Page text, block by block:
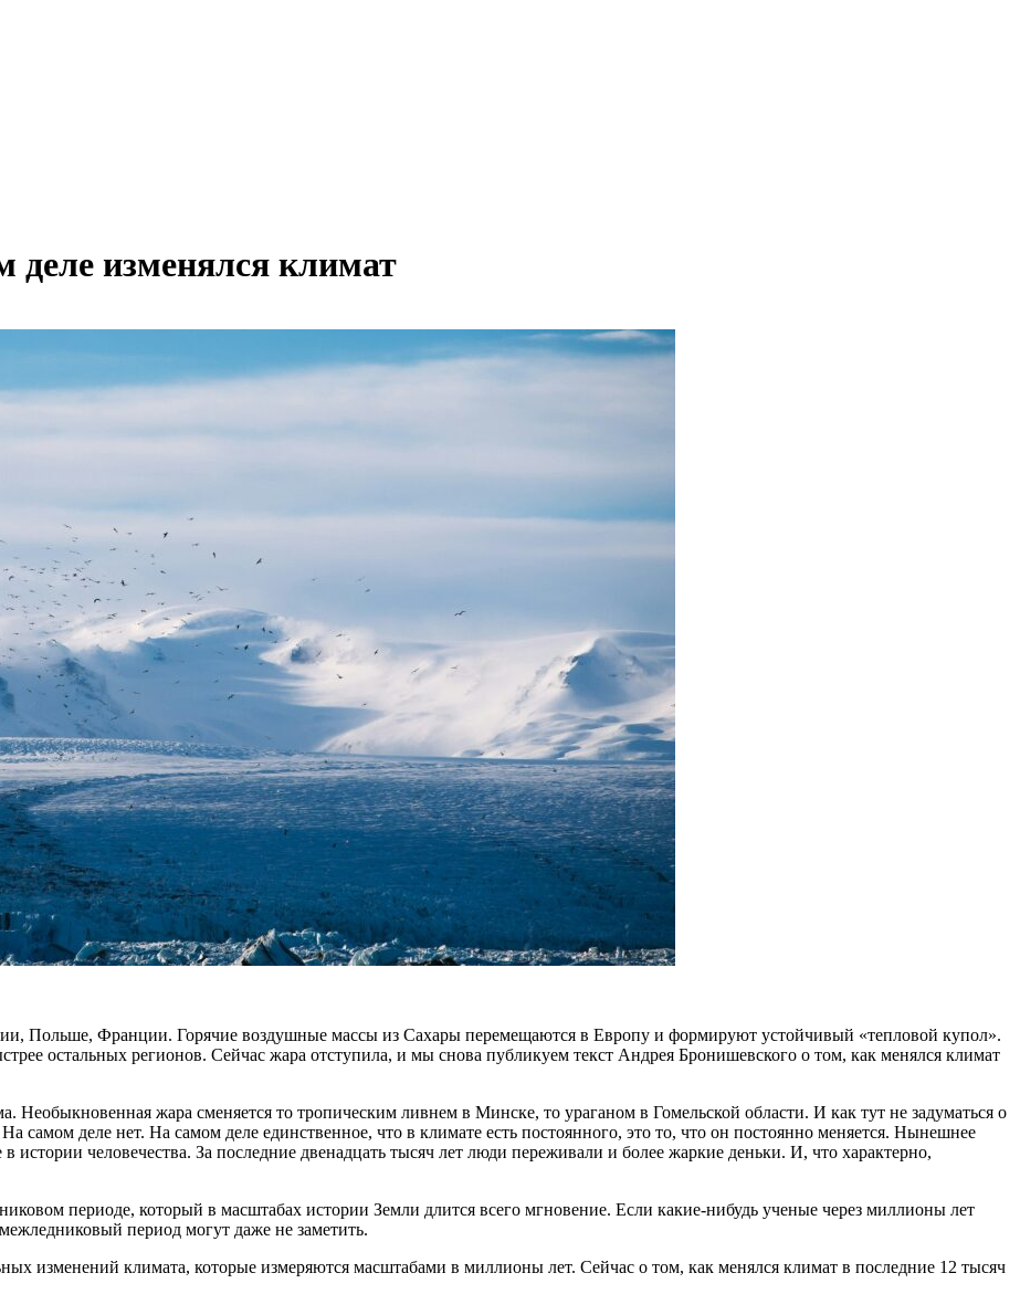
изменялся климат
Польше, Франции. Горячие воздушные массы из Сахары перемещаются в Европу и формируют устойчивый «тепловой купол».
остальных регионов. Сейчас жара отступила, и мы снова публикуем текст Андрея Бронишевского о том, как менялся климат
Необыкновенная жара сменяется то тропическим ливнем в Минске, то ураганом в Гомельской области. И как тут не задуматься о
самом деле нет. На самом деле единственное, что в климате есть постоянного, это то, что он постоянно меняется. Нынешнее
истории человечества. За последние двенадцать тысяч лет люди переживали и более жаркие деньки. И, что характерно,
периоде, который в масштабах истории Земли длится всего мгновение. Если какие-нибудь ученые через миллионы лет
период могут даже не заметить.
изменений климата, которые измеряются масштабами в миллионы лет. Сейчас о том, как менялся климат в последние 12 тысяч